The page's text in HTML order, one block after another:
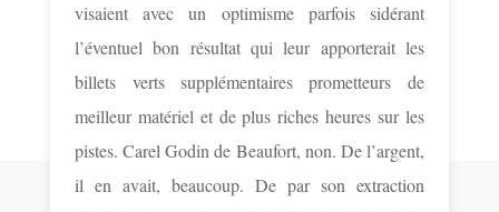
visaient avec un optimisme parfois sidérant
l’éventuel bon résultat qui leur apporterait les
billets verts supplémentaires prometteurs de
meilleur matériel et de plus riches heures sur les
pistes. Carel Godin de Beaufort, non. De l’argent,
il en avait, beaucoup. De par son extraction